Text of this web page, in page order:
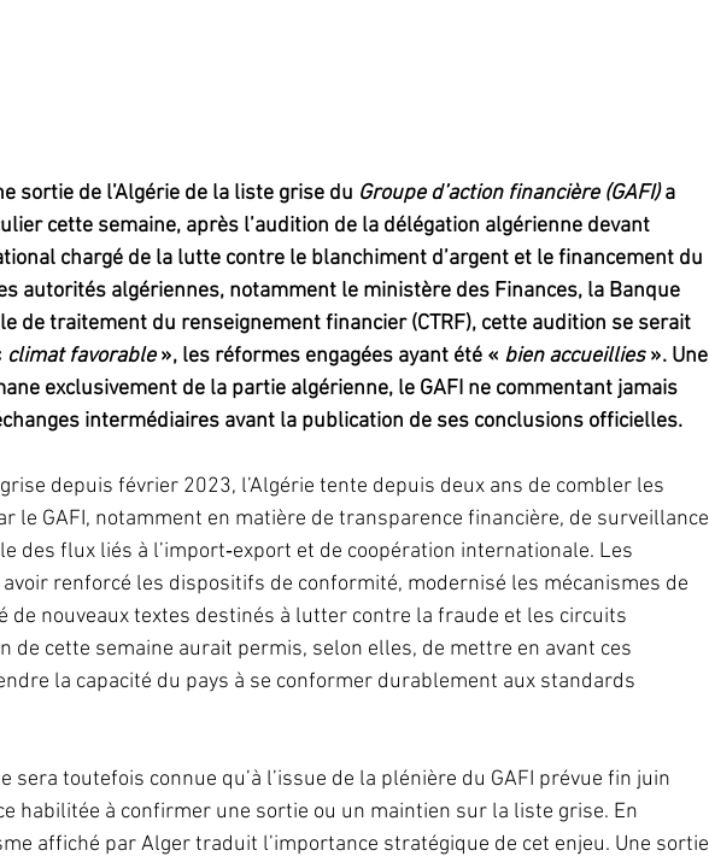
sortie de l’Algérie de la liste grise du Groupe d’action financière (GAFI) a
cette semaine, après l’audition de la délégation algérienne devant
chargé de la lutte contre le blanchiment d’argent et le financement du
autorités algériennes, notamment le ministère des Finances, la Banque
de traitement du renseignement financier (CTRF), cette audition se serait
climat favorable », les réformes engagées ayant été « bien accueillies ». Une
exclusivement de la partie algérienne, le GAFI ne commentant jamais
intermédiaires avant la publication de ses conclusions officielles.
depuis février 2023, l’Algérie tente depuis deux ans de combler les
le GAFI, notamment en matière de transparence financière, de surveillance
des flux liés à l’import‑export et de coopération internationale. Les
renforcé les dispositifs de conformité, modernisé les mécanismes de
de nouveaux textes destinés à lutter contre la fraude et les circuits
de cette semaine aurait permis, selon elles, de mettre en avant ces
la capacité du pays à se conformer durablement aux standards
sera toutefois connue qu’à l’issue de la plénière du GAFI prévue fin juin
habilitée à confirmer une sortie ou un maintien sur la liste grise. En
affiché par Alger traduit l’importance stratégique de cet enjeu. Une sortie